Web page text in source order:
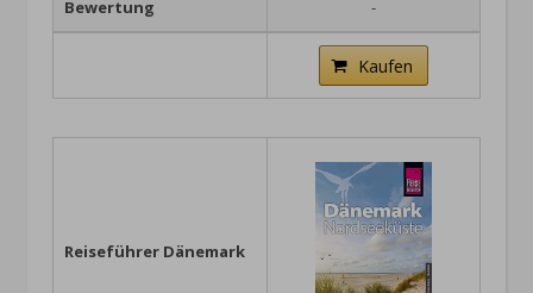
Bewertung -
Kaufen
Reiseführer Dänemark